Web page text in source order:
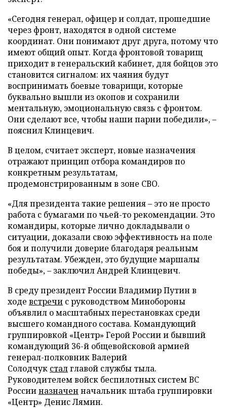
«Сегодня генерал, офицер и солдат, прошедшие
через фронт, находятся в одной системе
координат. Они понимают друг друга, потому что
имеют общий опыт. Когда фронтовой товарищ
приходит в генеральский кабинет, для бойцов это
становится сигналом: их чаяния будут
воспринимать боевые товарищи, которые
буквально вышли из окопов и сохранили
ментальную, эмоциональную связь с фронтом.
Они сделают все, чтобы наши парни победили», –
пояснил Клинцевич.
В целом, считает эксперт, новые назначения
отражают принцип отбора командиров по
конкретным результатам,
продемонстрированным в зоне СВО.
«Для президента такие решения – это не просто
работа с бумагами по чьей-то рекомендации. Это
командиры, которые лично докладывали о
ситуации, доказали свою эффективность на поле
боя и получили доверие благодаря реальным
результатам. Убежден, это будущие маршалы
победы», – заключил Андрей Клинцевич.
В среду президент России Владимир Путин в
ходе встречи с руководством Минобороны
объявлил о масштабных перестановках среди
высшего командного состава. Командующий
группировкой «Центр» Герой России и бывший
командующий 36-й общевойсковой армией
генерал-полковник Валерий
Солодчук сталглавой службы тыла.
Руководителем войск беспилотных систем ВС
Россииназначен начальник штаба группировки
«Центр» Денис Лямин.